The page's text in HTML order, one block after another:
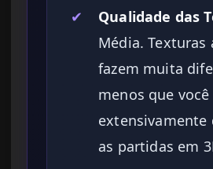
✔
Qualidade das
Média. Texturas
fazem muita
menos que
extensivamente
as partidas em